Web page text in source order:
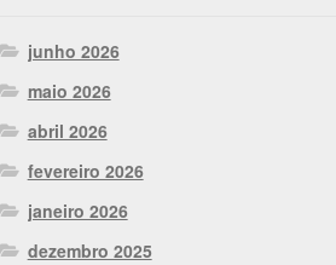
junho 2026
maio 2026
abril 2026
fevereiro 2026
janeiro 2026
dezembro 2025